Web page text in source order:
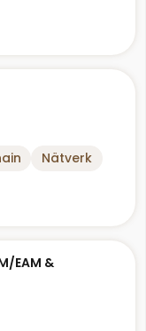
Nätverk
EAM &